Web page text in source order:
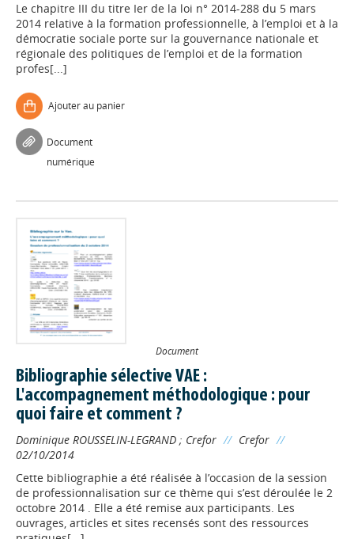
Le chapitre III du titre Ier de la loi n° 2014-288 du 5 mars
2014 relative à la formation professionnelle, à l’emploi et à la
démocratie sociale porte sur la gouvernance nationale et
régionale des politiques de l’emploi et de la formation
profes[...]
Ajouter au panier
Document
numérique
Document
Bibliographie sélective VAE :
L'accompagnement méthodologique : pour
quoi faire et comment ?
Dominique ROUSSELIN-LEGRAND ; Crefor // Crefor //
02/10/2014
Cette bibliographie a été réalisée à l’occasion de la session
de professionnalisation sur ce thème qui s’est déroulée le 2
octobre 2014 . Elle a été remise aux participants. Les
ouvrages, articles et sites recensés sont des ressources